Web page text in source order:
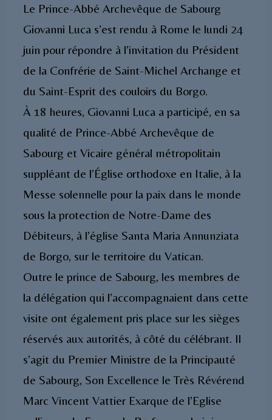
Le Prince-Abbé Archevêque de Sabourg
Giovanni Luca s’est rendu à Rome le lundi 24
juin pour répondre à l’invitation du Président
de la Confrérie de Saint-Michel Archange et
du Saint-Esprit des couloirs du Borgo.
À 18 heures, Giovanni Luca a participé, en sa
qualité de Prince-Abbé Archevêque de
Sabourg et Vicaire général métropolitain
suppléant de l’Église orthodoxe en Italie, à la
Messe solennelle pour la paix dans le monde
sous la protection de Notre-Dame des
Débiteurs, à l’église Santa Maria Annunziata
de Borgo, sur le territoire du Vatican.
Outre le prince de Sabourg, les membres de
la délégation qui l’accompagnaient dans cette
visite ont également pris place sur les sièges
réservés aux autorités, à côté du célébrant. Il
s’agit du Premier Ministre de la Principauté
de Sabourg, Son Excellence le Très Révérend
Marc Vincent Vattier Exarque de l’Eglise